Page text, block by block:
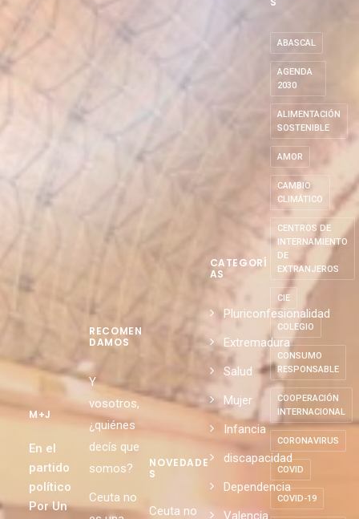
M+J
En el
partido
político
Por Un
RECOMEN
DAMOS
Y
vosotros,
¿quiénes
decís que
somos?
Ceuta no
NOVEDADE
S
Ceuta no
CATEGORÍ
AS
Pluriconfesionalidad
Extremadura
Salud
Mujer
Infancia
discapacidad
Dependencia
Valencia
ABASCAL
AGENDA
2030
ALIMENTACIÓN
SOSTENIBLE
AMOR
CAMBIO
CLIMÁTICO
CENTROS DE
INTERNAMIENTO
DE
EXTRANJEROS
CIE
COLEGIO
CONSUMO
RESPONSABLE
COOPERACIÓN
INTERNACIONAL
CORONAVIRUS
COVID
COVID-19